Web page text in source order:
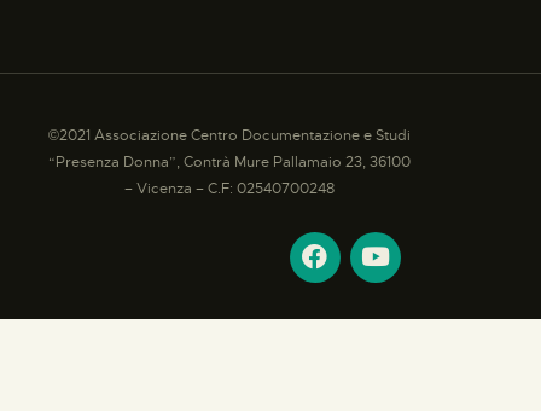
©2021 Associazione Centro Documentazione e Studi
“Presenza Donna”, Contrà Mure Pallamaio 23, 36100
– Vicenza – C.F: 02540700248